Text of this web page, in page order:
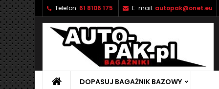
Telefon: 61 8106 175 E-mail: autopak@onet.eu
DOPASUJ BAGAŻNIK BAZOWY